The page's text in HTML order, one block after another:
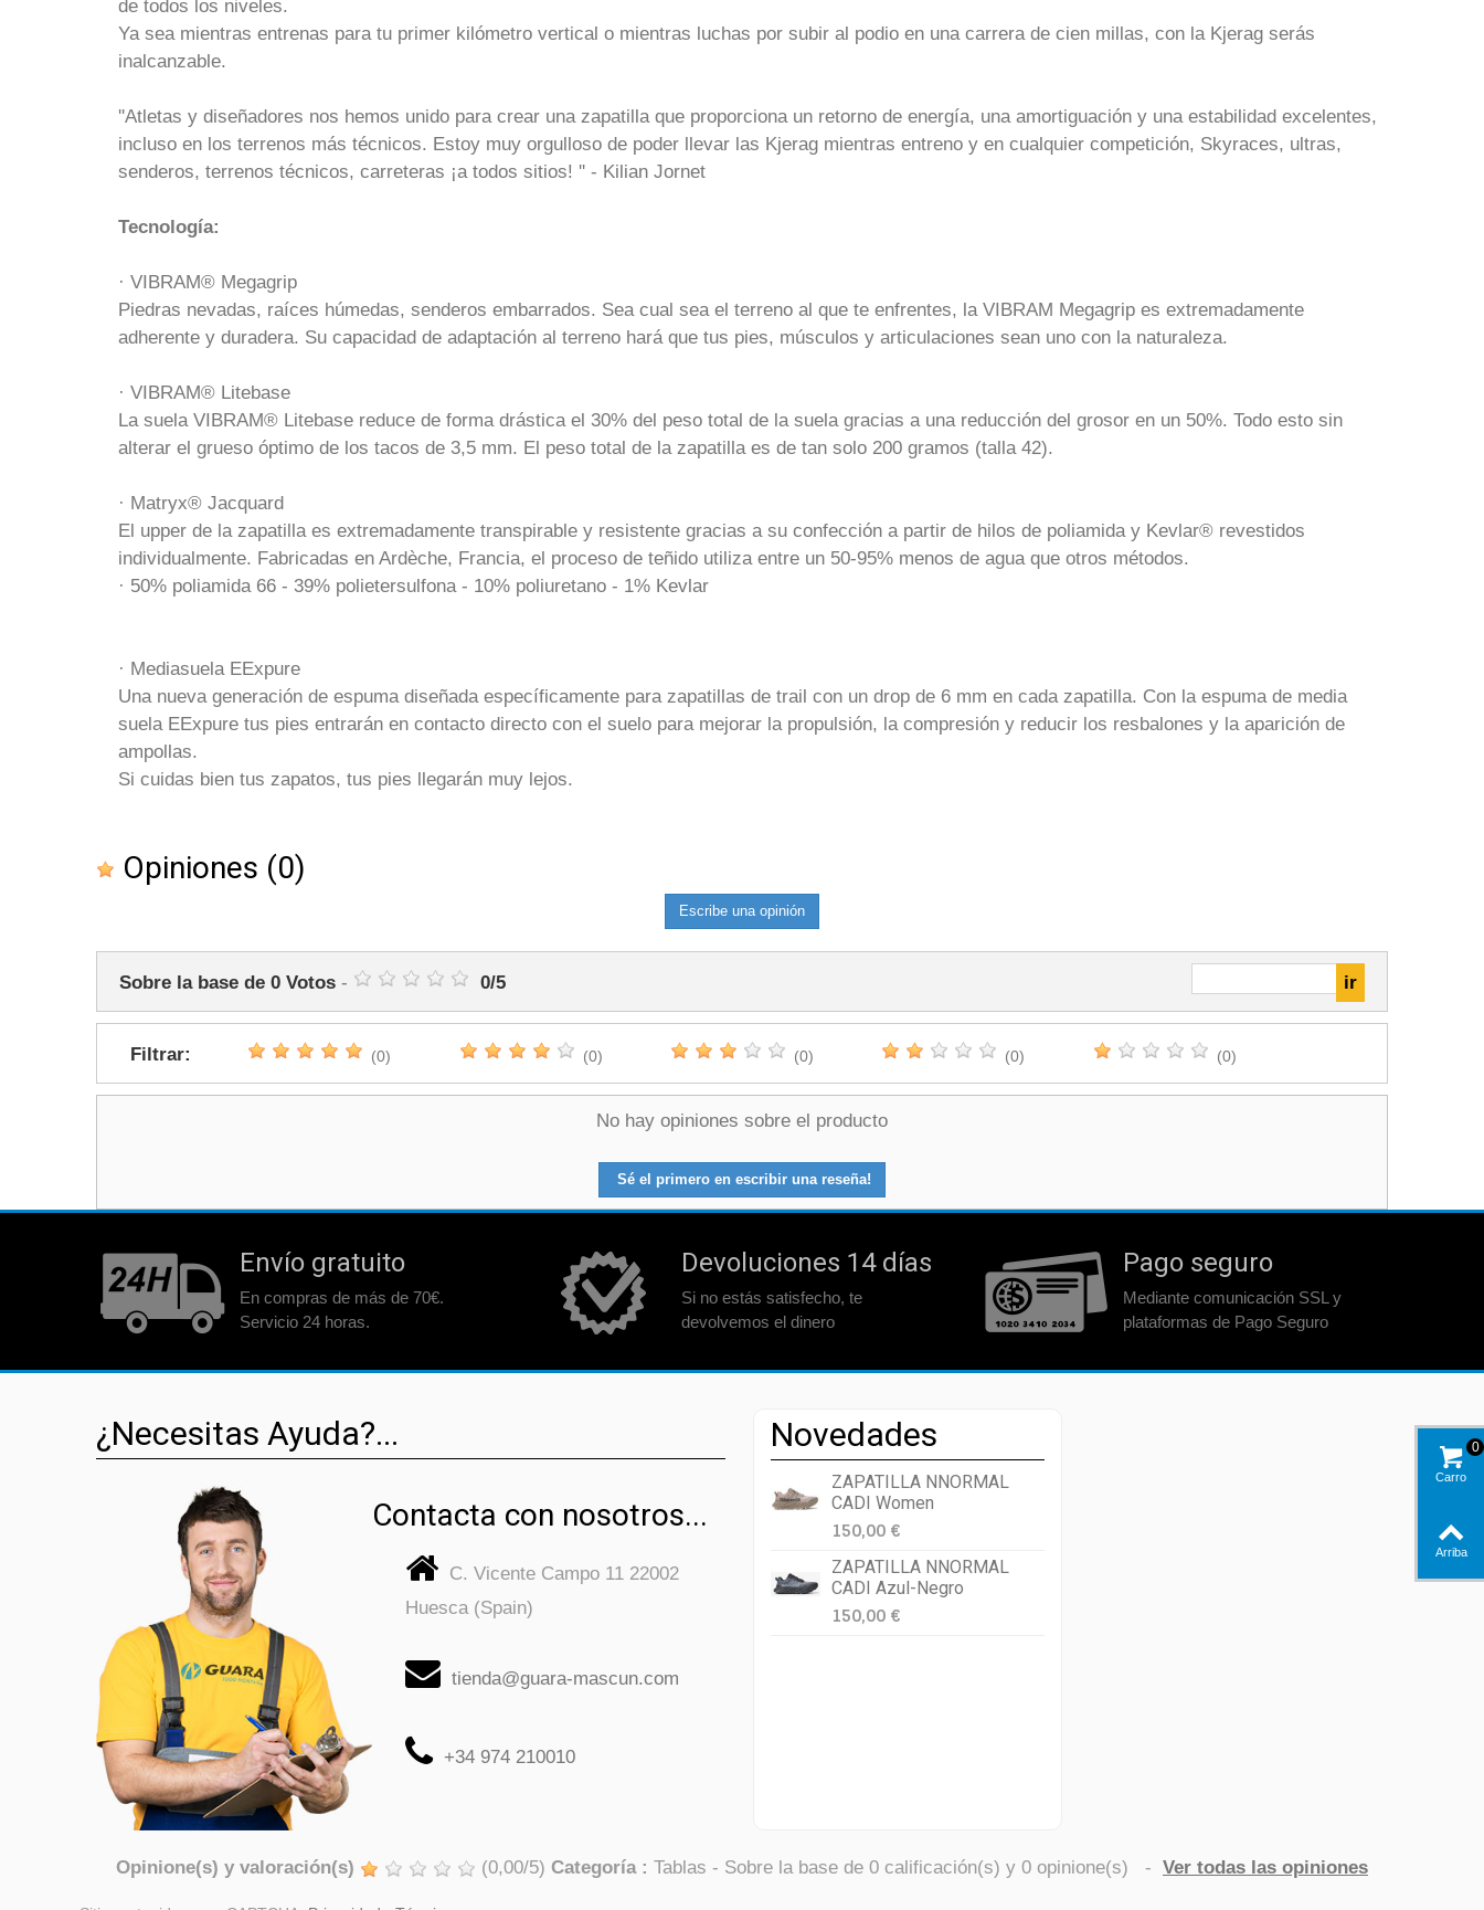
de todos los niveles.
Ya sea mientras entrenas para tu primer kilómetro vertical o mientras luchas por subir al podio en una carrera de cien millas, con la Kjerag serás
inalcanzable.
''Atletas y diseñadores nos hemos unido para crear una zapatilla que proporciona un retorno de energía, una amortiguación y una estabilidad excelentes,
incluso en los terrenos más técnicos. Estoy muy orgulloso de poder llevar las Kjerag mientras entreno y en cualquier competición, Skyraces, ultras,
senderos, terrenos técnicos, carreteras ¡a todos sitios! '' - Kilian Jornet
Tecnología:
· VIBRAM® Megagrip
Piedras nevadas, raíces húmedas, senderos embarrados. Sea cual sea el terreno al que te enfrentes, la VIBRAM Megagrip es extremadamente
adherente y duradera. Su capacidad de adaptación al terreno hará que tus pies, músculos y articulaciones sean uno con la naturaleza.
· VIBRAM® Litebase
La suela VIBRAM® Litebase reduce de forma drástica el 30% del peso total de la suela gracias a una reducción del grosor en un 50%. Todo esto sin
alterar el grueso óptimo de los tacos de 3,5 mm. El peso total de la zapatilla es de tan solo 200 gramos (talla 42).
· Matryx® Jacquard
El upper de la zapatilla es extremadamente transpirable y resistente gracias a su confección a partir de hilos de poliamida y Kevlar® revestidos
individualmente. Fabricadas en Ardèche, Francia, el proceso de teñido utiliza entre un 50-95% menos de agua que otros métodos.
· 50% poliamida 66 - 39% polietersulfona - 10% poliuretano - 1% Kevlar
· Mediasuela EExpure
Una nueva generación de espuma diseñada específicamente para zapatillas de trail con un drop de 6 mm en cada zapatilla. Con la espuma de media
suela EExpure tus pies entrarán en contacto directo con el suelo para mejorar la propulsión, la compresión y reducir los resbalones y la aparición de
ampollas.
Si cuidas bien tus zapatos, tus pies llegarán muy lejos.
Opiniones (0)
Escribe una opinión
Sobre la base de 0 Votos - 0/5
Filtrar: (0) (0) (0) (0) (0)
No hay opiniones sobre el producto
Sé el primero en escribir una reseña!
Envío gratuito
En compras de más de 70€.
Servicio 24 horas.
Devoluciones 14 días
Si no estás satisfecho, te
devolvemos el dinero
Pago seguro
Mediante comunicación SSL y
plataformas de Pago Seguro
¿Necesitas Ayuda?...
Contacta con nosotros...
C. Vicente Campo 11 22002
Huesca (Spain)
tienda@guara-mascun.com
+34 974 210010
Novedades
ZAPATILLA NNORMAL
CADI Women
150,00 €
ZAPATILLA NNORMAL
CADI Azul-Negro
150,00 €
Opinione(s) y valoración(s) (0,00/5) Categoría : Tablas - Sobre la base de 0 calificación(s) y 0 opinione(s) - Ver todas las opiniones
Carro
0
Arriba